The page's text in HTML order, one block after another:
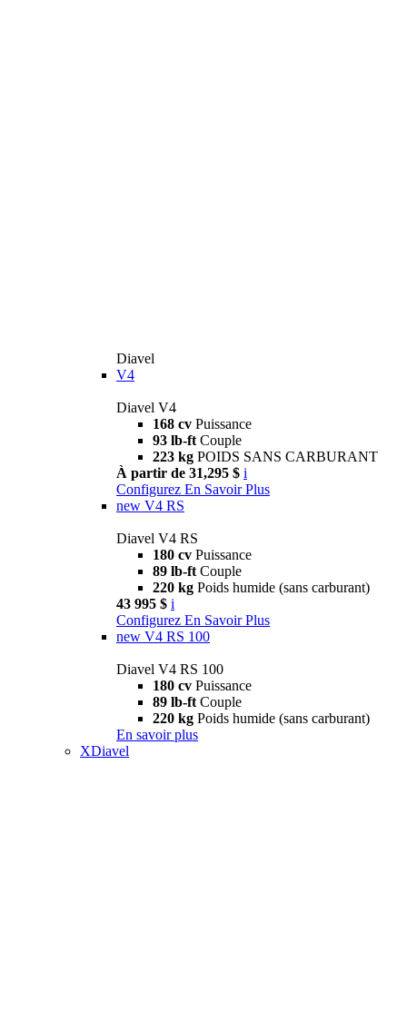
Diavel
V4
Diavel V4
168 cv Puissance
93 lb-ft Couple
223 kg POIDS SANS CARBURANT
À partir de 31,295 $ i
Configurez En Savoir Plus
new V4 RS
Diavel V4 RS
180 cv Puissance
89 lb-ft Couple
220 kg Poids humide (sans carburant)
43 995 $ i
Configurez En Savoir Plus
new V4 RS 100
Diavel V4 RS 100
180 cv Puissance
89 lb-ft Couple
220 kg Poids humide (sans carburant)
En savoir plus
XDiavel